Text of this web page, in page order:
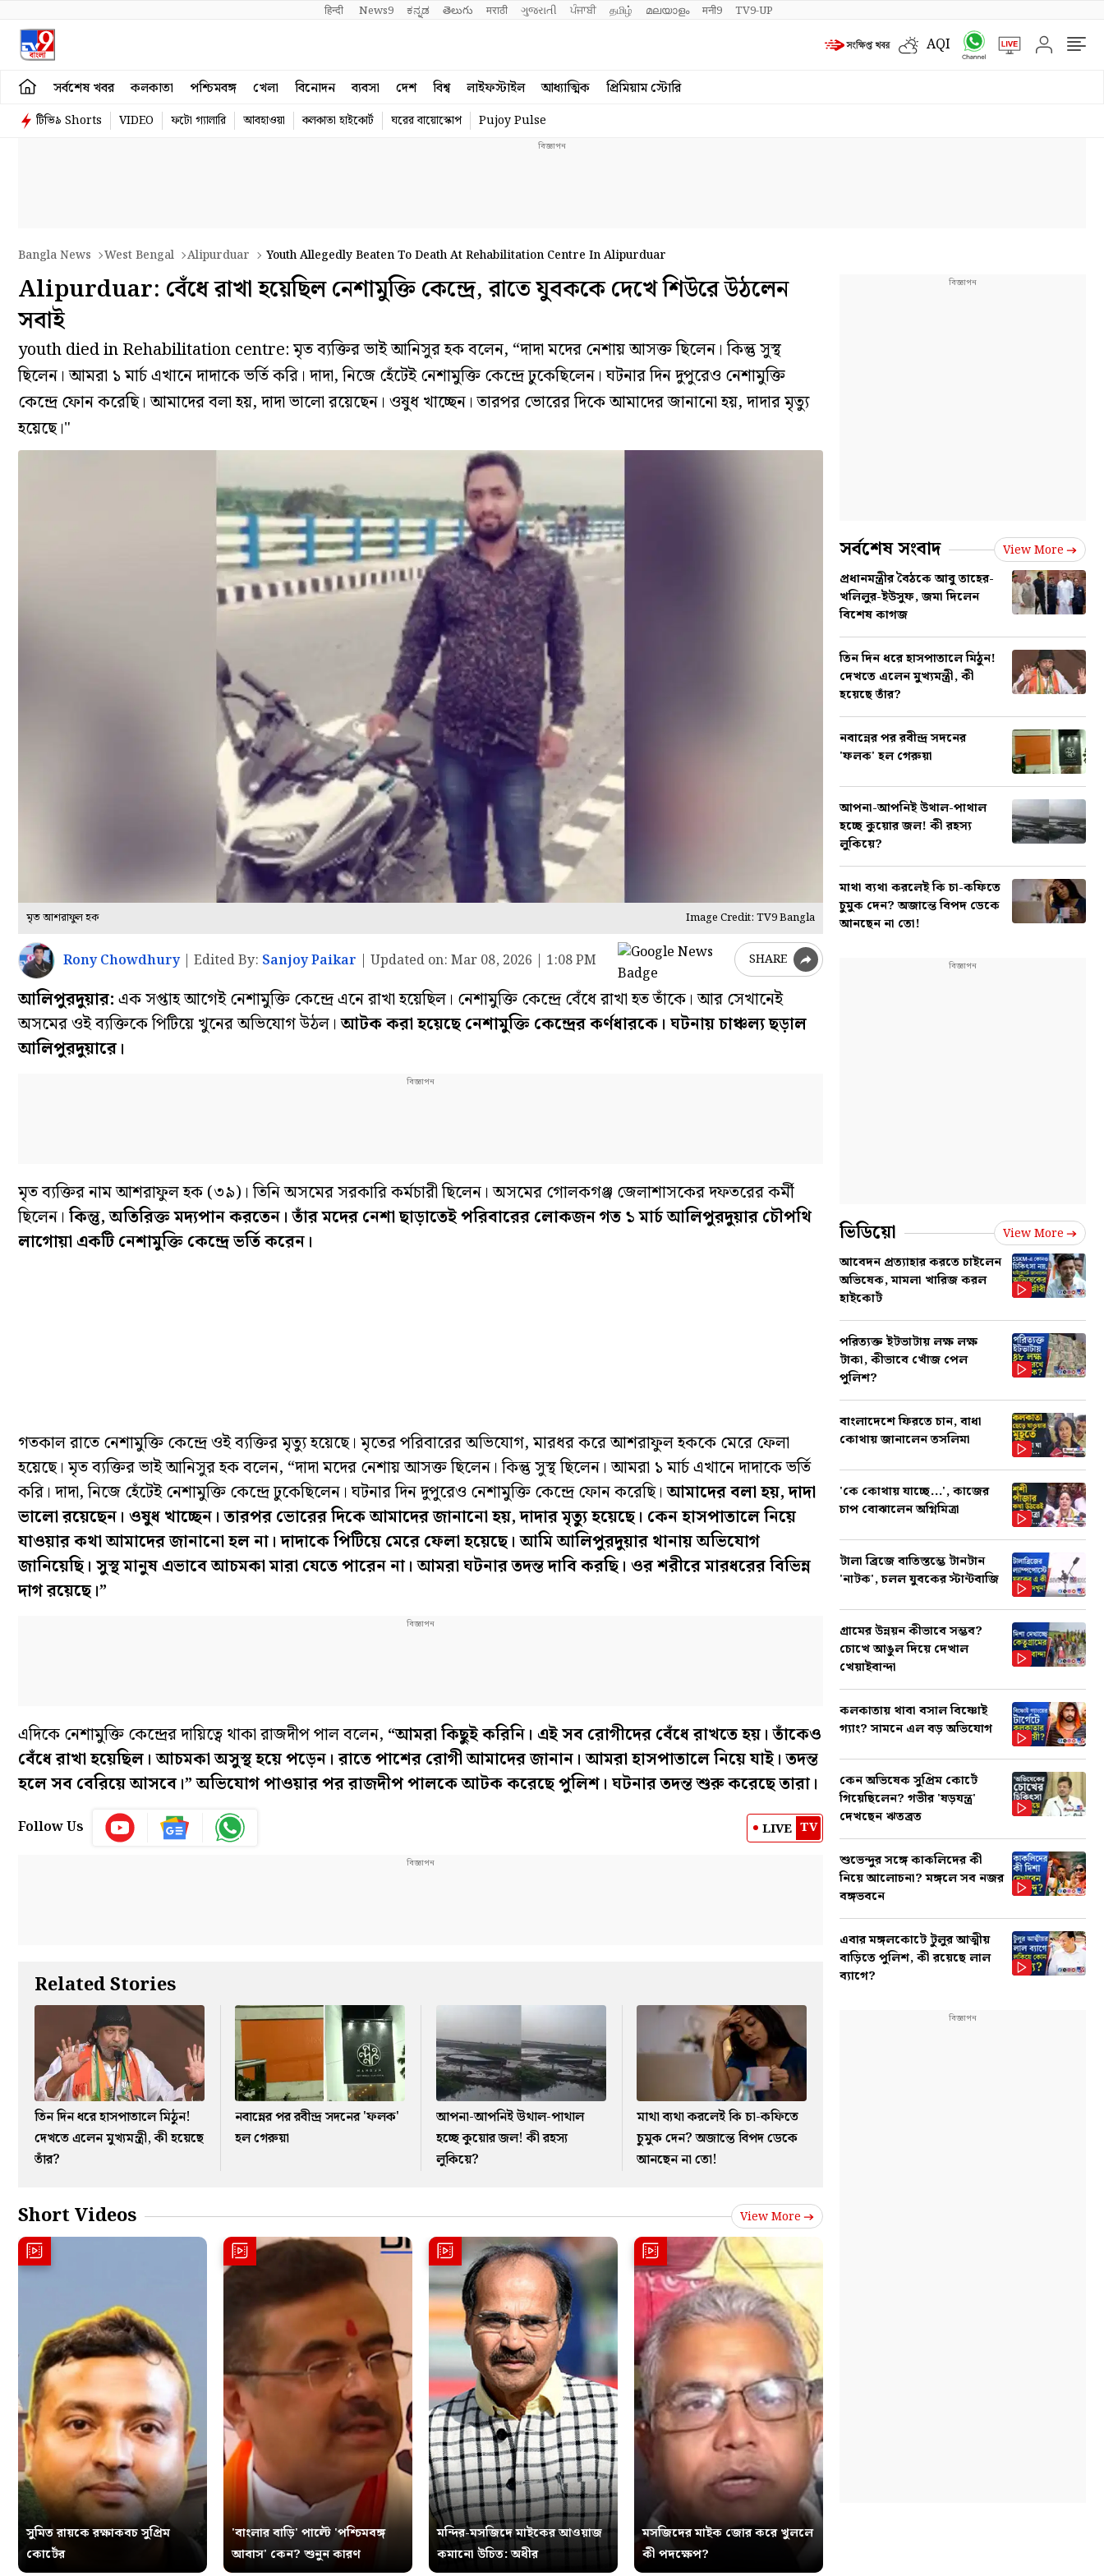
हिन्दी News9 ಕನ್ನಡ తెలుగు मराठी ગુજરાતી ਪੰਜਾਬੀ தமிழ் മലയാളം मनी9 TV9-UP
AQI
সর্বশেষ খবর কলকাতা পশ্চিমবঙ্গ খেলা বিনোদন ব্যবসা দেশ বিশ্ব লাইফস্টাইল আধ্যাত্মিক প্রিমিয়াম স্টোরি
টিভি৯ Shorts VIDEO ফটো গ্যালারি আবহাওয়া কলকাতা হাইকোর্ট ঘরের বায়োস্কোপ Pujoy Pulse
Bangla News West Bengal Alipurduar Youth Allegedly Beaten To Death At Rehabilitation Centre In Alipurduar
Alipurduar: বেঁধে রাখা হয়েছিল নেশামুক্তি কেন্দ্রে, রাতে যুবককে দেখে শিউরে উঠলেন
সবাই
youth died in Rehabilitation centre: মৃত ব্যক্তির ভাই আনিসুর হক বলেন, “দাদা মদের নেশায় আসক্ত ছিলেন। কিন্তু সুস্থ
ছিলেন। আমরা ১ মার্চ এখানে দাদাকে ভর্তি করি। দাদা, নিজে হেঁটেই নেশামুক্তি কেন্দ্রে ঢুকেছিলেন। ঘটনার দিন দুপুরেও নেশামুক্তি
কেন্দ্রে ফোন করেছি। আমাদের বলা হয়, দাদা ভালো রয়েছেন। ওষুধ খাচ্ছেন। তারপর ভোরের দিকে আমাদের জানানো হয়, দাদার মৃত্যু
হয়েছে।"
মৃত আশরাফুল হক Image Credit: TV9 Bangla
Rony Chowdhury| Edited By: Sanjoy Paikar | Updated on: Mar 08, 2026 | 1:08 PM SHARE
আলিপুরদুয়ার:এক সপ্তাহ আগেই নেশামুক্তি কেন্দ্রে এনে রাখা হয়েছিল। নেশামুক্তি কেন্দ্রে বেঁধে রাখা হত তাঁকে। আর সেখানেই
অসমের ওই ব্যক্তিকে পিটিয়ে খুনের অভিযোগ উঠল।আটক করা হয়েছে নেশামুক্তি কেন্দ্রের কর্ণধারকে। ঘটনায় চাঞ্চল্য ছড়াল
আলিপুরদুয়ারে।
মৃত ব্যক্তির নাম আশরাফুল হক (৩৯)। তিনি অসমের সরকারি কর্মচারী ছিলেন। অসমের গোলকগঞ্জ জেলাশাসকের দফতরের কর্মী
ছিলেন।কিন্তু, অতিরিক্ত মদ্যপান করতেন। তাঁর মদের নেশা ছাড়াতেই পরিবারের লোকজন গত ১ মার্চ আলিপুরদুয়ার চৌপথি
লাগোয়া একটি নেশামুক্তি কেন্দ্রে ভর্তি করেন।
গতকাল রাতে নেশামুক্তি কেন্দ্রে ওই ব্যক্তির মৃত্যু হয়েছে। মৃতের পরিবারের অভিযোগ, মারধর করে আশরাফুল হককে মেরে ফেলা
হয়েছে। মৃত ব্যক্তির ভাই আনিসুর হক বলেন, “দাদা মদের নেশায় আসক্ত ছিলেন। কিন্তু সুস্থ ছিলেন। আমরা ১ মার্চ এখানে দাদাকে ভর্তি
করি। দাদা, নিজে হেঁটেই নেশামুক্তি কেন্দ্রে ঢুকেছিলেন। ঘটনার দিন দুপুরেও নেশামুক্তি কেন্দ্রে ফোন করেছি।আমাদের বলা হয়, দাদা
ভালো রয়েছেন। ওষুধ খাচ্ছেন। তারপর ভোরের দিকে আমাদের জানানো হয়, দাদার মৃত্যু হয়েছে। কেন হাসপাতালে নিয়ে
যাওয়ার কথা আমাদের জানানো হল না। দাদাকে পিটিয়ে মেরে ফেলা হয়েছে। আমি আলিপুরদুয়ার থানায় অভিযোগ
জানিয়েছি। সুস্থ মানুষ এভাবে আচমকা মারা যেতে পারেন না। আমরা ঘটনার তদন্ত দাবি করছি। ওর শরীরে মারধরের বিভিন্ন
দাগ রয়েছে।”
এদিকে নেশামুক্তি কেন্দ্রের দায়িত্বে থাকা রাজদীপ পাল বলেন, “আমরা কিছুই করিনি। এই সব রোগীদের বেঁধে রাখতে হয়। তাঁকেও
বেঁধে রাখা হয়েছিল। আচমকা অসুস্থ হয়ে পড়েন। রাতে পাশের রোগী আমাদের জানান। আমরা হাসপাতালে নিয়ে যাই। তদন্ত
হলে সব বেরিয়ে আসবে।” অভিযোগ পাওয়ার পর রাজদীপ পালকে আটক করেছে পুলিশ। ঘটনার তদন্ত শুরু করেছে তারা।
Follow Us LIVE TV
Related Stories
তিন দিন ধরে হাসপাতালে মিঠুন!
দেখতে এলেন মুখ্যমন্ত্রী, কী হয়েছে
তাঁর?
নবান্নের পর রবীন্দ্র সদনের 'ফলক'
হল গেরুয়া
আপনা-আপনিই উথাল-পাথাল
হচ্ছে কুয়োর জল! কী রহস্য
লুকিয়ে?
মাথা ব্যথা করলেই কি চা-কফিতে
চুমুক দেন? অজান্তে বিপদ ডেকে
আনছেন না তো!
Short Videos View More
সুমিত রায়কে রক্ষাকবচ সুপ্রিম
কোর্টের
'বাংলার বাড়ি' পাল্টে 'পশ্চিমবঙ্গ
আবাস' কেন? শুনুন কারণ
মন্দির-মসজিদে মাইকের আওয়াজ
কমানো উচিত: অধীর
মসজিদের মাইক জোর করে খুললে
কী পদক্ষেপ?
সর্বশেষ সংবাদ View More
প্রধানমন্ত্রীর বৈঠকে আবু তাহের-
খলিলুর-ইউসুফ, জমা দিলেন
বিশেষ কাগজ
তিন দিন ধরে হাসপাতালে মিঠুন!
দেখতে এলেন মুখ্যমন্ত্রী, কী
হয়েছে তাঁর?
নবান্নের পর রবীন্দ্র সদনের
'ফলক' হল গেরুয়া
আপনা-আপনিই উথাল-পাথাল
হচ্ছে কুয়োর জল! কী রহস্য
লুকিয়ে?
মাথা ব্যথা করলেই কি চা-কফিতে
চুমুক দেন? অজান্তে বিপদ ডেকে
আনছেন না তো!
ভিডিয়ো View More
আবেদন প্রত্যাহার করতে চাইলেন
অভিষেক, মামলা খারিজ করল
হাইকোর্ট
পরিত্যক্ত ইটভাটায় লক্ষ লক্ষ
টাকা, কীভাবে খোঁজ পেল
পুলিশ?
বাংলাদেশে ফিরতে চান, বাধা
কোথায় জানালেন তসলিমা
'কে কোথায় যাচ্ছে...', কাজের
চাপ বোঝালেন অগ্নিমিত্রা
টালা ব্রিজে বাতিস্তম্ভে টানটান
'নাটক', চলল যুবকের স্টান্টবাজি
গ্রামের উন্নয়ন কীভাবে সম্ভব?
চোখে আঙুল দিয়ে দেখাল
খেয়াইবান্দা
কলকাতায় থাবা বসাল বিষ্ণোই
গ্যাং? সামনে এল বড় অভিযোগ
কেন অভিষেক সুপ্রিম কোর্টে
গিয়েছিলেন? গভীর 'ষড়যন্ত্র'
দেখছেন ঋতব্রত
শুভেন্দুর সঙ্গে কাকলিদের কী
নিয়ে আলোচনা? মঙ্গলে সব নজর
বঙ্গভবনে
এবার মঙ্গলকোটে টুলুর আত্মীয়
বাড়িতে পুলিশ, কী রয়েছে লাল
ব্যাগে?